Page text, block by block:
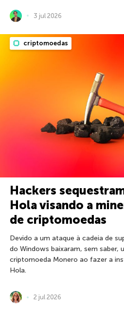
3 jul 2026
criptomoedas
Hackers
Hola visando a
de criptomoedas
Devido a um ataque à cadeia de
do Windows baixaram, sem saber,
criptomoeda Monero ao fazer a
Hola.
2 jul 2026